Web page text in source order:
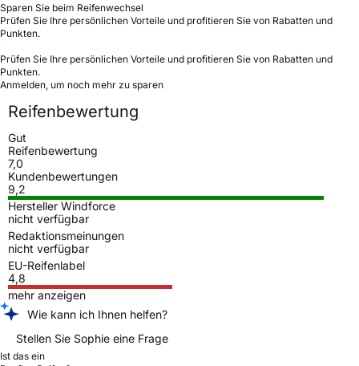
Sparen Sie beim Reifenwechsel
Prüfen Sie Ihre persönlichen Vorteile und profitieren Sie von Rabatten und
Punkten.
Prüfen Sie Ihre persönlichen Vorteile und profitieren Sie von Rabatten und
Punkten.
Anmelden, um noch mehr zu sparen
Reifenbewertung
Gut
Reifenbewertung
7,0
Kundenbewertungen
9,2
Hersteller Windforce
nicht verfügbar
Redaktionsmeinungen
nicht verfügbar
EU-Reifenlabel
4,8
mehr anzeigen
Wie kann ich Ihnen helfen?
Stellen Sie Sophie eine Frage
Ist das ein